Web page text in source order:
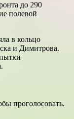
до 290
полевой
в кольцо
и Димитрова.
проголосовать.